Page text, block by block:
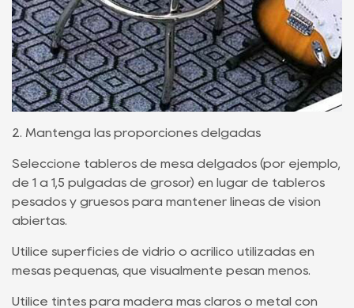
2. Mantenga las proporciones delgadas
Seleccione tableros de mesa delgados (por ejemplo,
de 1 a 1,5 pulgadas de grosor) en lugar de tableros
pesados ​​y gruesos para mantener líneas de visión
abiertas.
Utilice superficies de vidrio o acrílico utilizadas en
mesas pequeñas, que visualmente pesan menos.
Utilice tintes para madera más claros o metal con